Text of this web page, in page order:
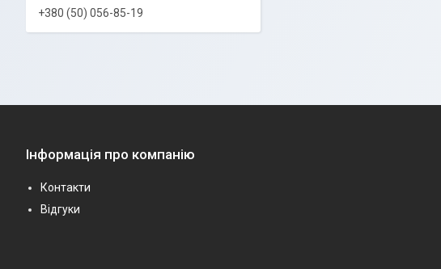
+380 (50) 056-85-19
Інформація про компанію
Контакти
Відгуки